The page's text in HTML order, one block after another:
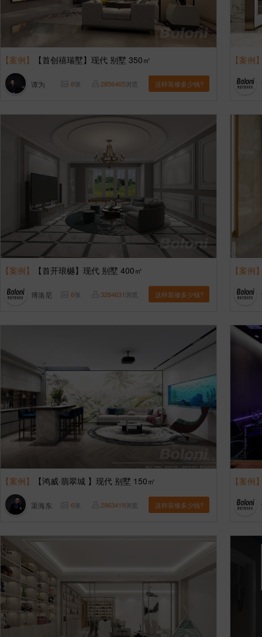
【案例】 【首创禧瑞墅】现代 别墅 350㎡
谭为 8张 2856465浏览 这样装修多少钱?
【案例
【案例】 【首开琅樾】现代 别墅 400㎡
博洛尼 6张 3284631浏览 这样装修多少钱?
【案例
【案例】 【鸿威·翡翠城 】现代 别墅 150㎡
渠海东 6张 2963419浏览 这样装修多少钱?
【案例